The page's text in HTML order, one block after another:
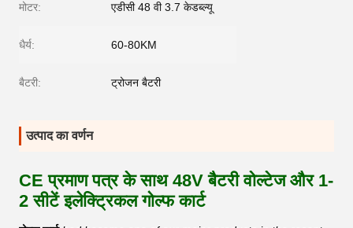
मोटर: एडीसी 48 वी 3.7 केडब्ल्यू
धैर्य: 60-80KM
बैटरी: ट्रोजन बैटरी
उत्पाद का वर्णन
CE प्रमाण पत्र के साथ 48V बैटरी वोल्टेज और 1-
2 सीटें इलेक्ट्रिकल गोल्फ कार्ट